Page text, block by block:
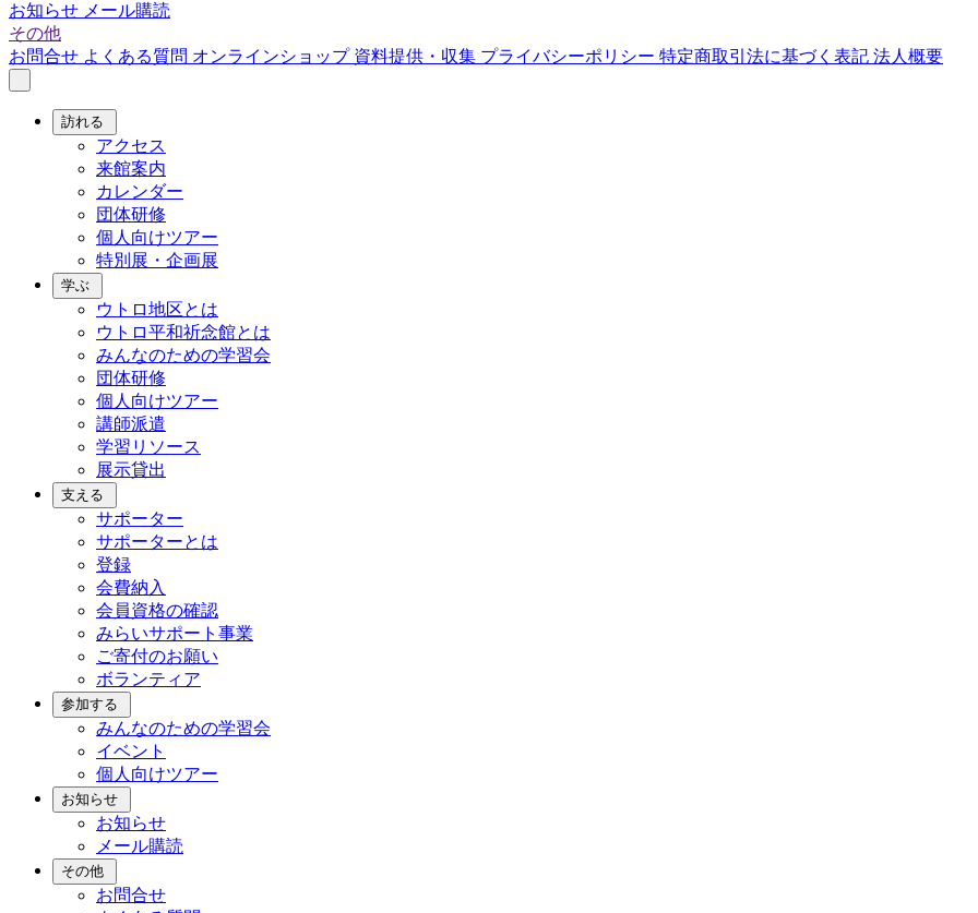
お知らせ メール購読
その他
お問合せ よくある質問 オンラインショップ 資料提供・収集 プライバシーポリシー 特定商取引法に基づく表記 法人概要
訪れる
アクセス
来館案内
カレンダー
団体研修
個人向けツアー
特別展・企画展
学ぶ
ウトロ地区とは
ウトロ平和祈念館とは
みんなのための学習会
団体研修
個人向けツアー
講師派遣
学習リソース
展示貸出
支える
サポーター
サポーターとは
登録
会費納入
会員資格の確認
みらいサポート事業
ご寄付のお願い
ボランティア
参加する
みんなのための学習会
イベント
個人向けツアー
お知らせ
お知らせ
メール購読
その他
お問合せ